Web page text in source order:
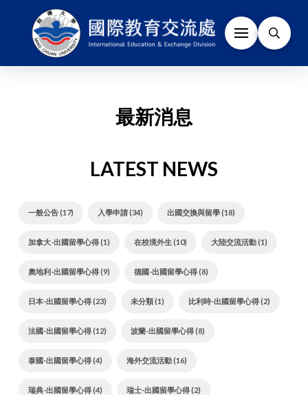
最新消息
LATEST NEWS
一般公告 (17) 入學申請 (34) 出國交換與留學 (18)
加拿大-出國留學心得 (1) 在校境外生 (10) 大陸交流活動 (1)
奧地利-出國留學心得 (9) 德國-出國留學心得 (8)
日本-出國留學心得 (23) 未分類 (1) 比利時-出國留學心得 (2)
法國-出國留學心得 (12) 波蘭-出國留學心得 (8)
泰國-出國留學心得 (4) 海外交流活動 (16)
瑞典-出國留學心得 (4) 瑞士-出國留學心得 (2)